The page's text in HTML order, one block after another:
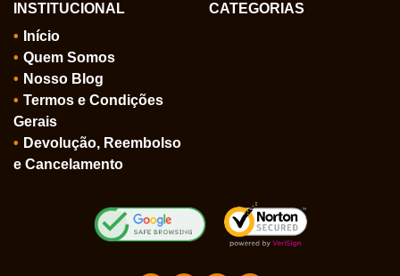
INSTITUCIONAL
Início
Quem Somos
Nosso Blog
Termos e Condições
Gerais
Devolução, Reembolso
e Cancelamento
CATEGORIAS